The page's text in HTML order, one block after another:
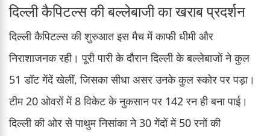
दिल्ली कैपिटल्स की बल्लेबाजी का खराब प्रदर्शन
दिल्ली कैपिटल्स की शुरुआत इस मैच में काफी धीमी और
निराशाजनक रही। पूरी पारी के दौरान दिल्ली के बल्लेबाजों ने कुल
51 डॉट गेंदें खेलीं, जिसका सीधा असर उनके कुल स्कोर पर पड़ा।
टीम 20 ओवरों में 8 विकेट के नुकसान पर 142 रन ही बना पाई।
दिल्ली की ओर से पाथुम निसांका ने 30 गेंदों में 50 रनों की